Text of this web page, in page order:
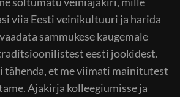
viia Eesti veinikultuuri ja harida
sammukese kaugemale
eesti jookidest.
tähenda, et me viimati mainitutest
Ajakirja kolleegiumisse ja